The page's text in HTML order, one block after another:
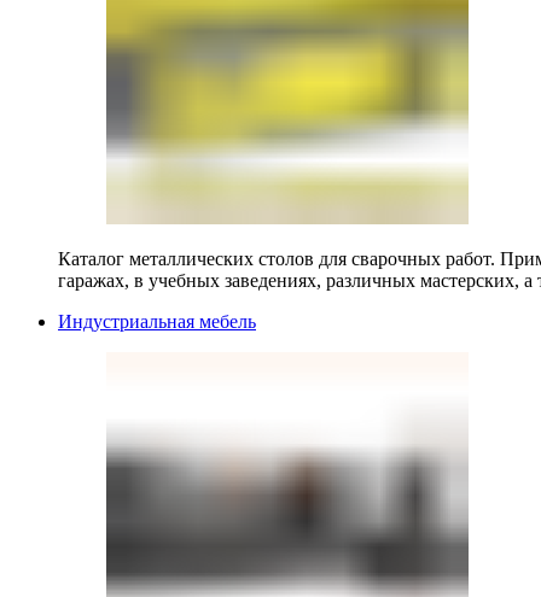
Каталог металлических столов для сварочных работ.
гаражах, в учебных заведениях, различных мастерских, а
Индустриальная мебель